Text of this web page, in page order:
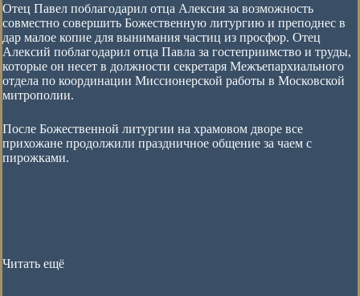
Отец Павел поблагодарил отца Алексия за возможность
совместно совершить Божественную литургию и преподнес в
дар малое копие для вынимания частиц из просфор. Отец
Алексий поблагодарил отца Павла за гостеприимство и труды,
которые он несет в должности секретаря Межъепархиального
отдела по координации Миссионерской работы в Московской
митрополии.
После Божественной литургии на храмовом дворе все
прихожане продолжили праздничное общение за чаем с
пирожками.
Читать ещё